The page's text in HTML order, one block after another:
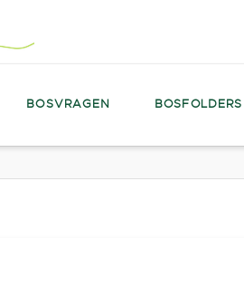
BOSVRAGEN BOSFOLDERS